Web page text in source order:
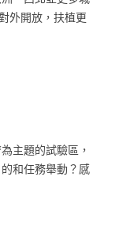
外開放，扶植更
主題的試驗區，
和任務舉動？感